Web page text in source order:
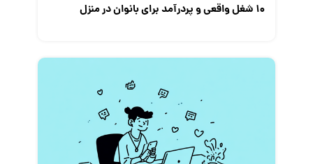
۱۰ شغل واقعی و پردرآمد برای بانوان در منزل